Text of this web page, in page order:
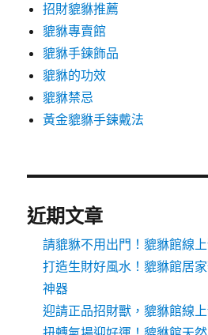
招財貔貅推薦
貔貅專賣館
貔貅手鍊飾品
貔貅的功效
貔貅禁忌
黃金貔貅手鍊戴法
近期文章
請貔貅不用出門！貔貅館線
打造生財好風水！貔貅館居
神器
迎請正品招財獸，貔貅館線